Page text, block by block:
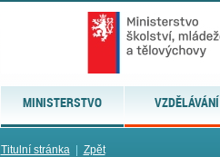
MINISTERSTVO VZDĚLÁVÁNÍ
Titulní stránka| Zpět